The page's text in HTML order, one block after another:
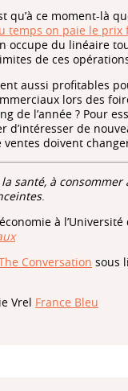
qu’à ce moment-là
temps on paie le prix
occupe du linéaire
de ces
aussi profitables
lors des
de l’année ? Pour
de
ventes doivent
santé, à
.
à
Conversation sous
Vrel France Bleu